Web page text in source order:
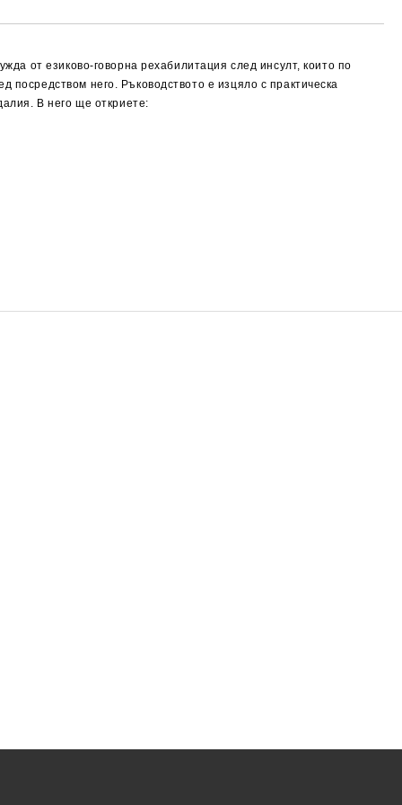
от езиково-говорна рехабилитация след инсулт, които по
посредством него. Ръководството е изцяло с практическа
В него ще откриете: